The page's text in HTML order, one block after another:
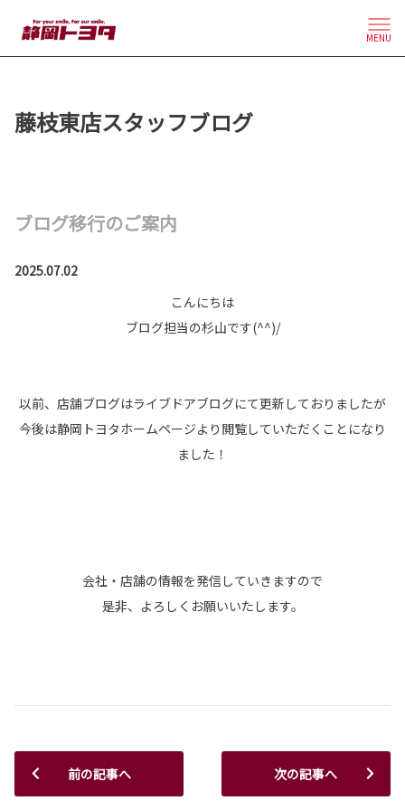
MENU
藤枝東店スタッフブログ
ブログ移行のご案内
2025.07.02
こんにちは
ブログ担当の杉山です(^^)/
以前、店舗ブログはライブドアブログにて更新しておりましたが
今後は静岡トヨタホームページより閲覧していただくことになり
ました！
会社・店舗の情報を発信していきますので
是非、よろしくお願いいたします。
前の記事へ 次の記事へ